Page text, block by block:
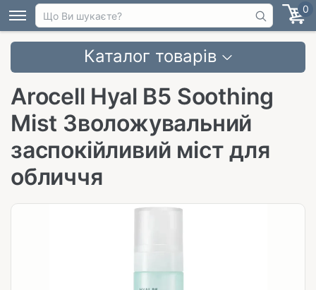
0
Каталог товарів
Arocell Hyal B5 Soothing
Mist Зволожувальний
заспокійливий міст для
обличчя